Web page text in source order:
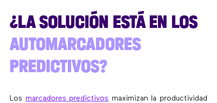
¿LA SOLUCIÓN ESTÁ EN LOS
AUTOMARCADORES
PREDICTIVOS?
Los marcadores predictivos maximizan la productividad